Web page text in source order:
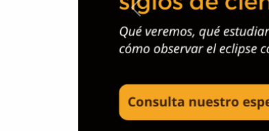
Anterior